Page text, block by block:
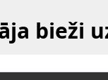
bieži